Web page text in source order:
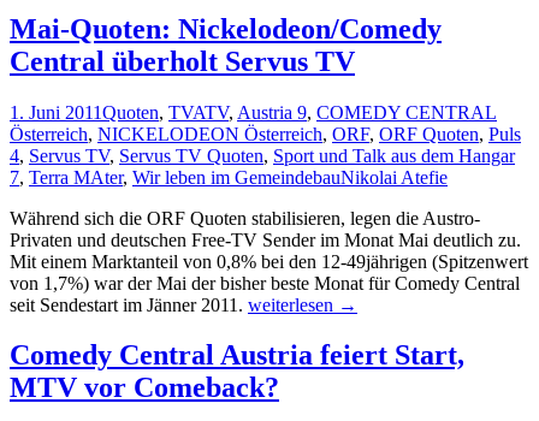
Mai-Quoten: Nickelodeon/Comedy
Central überholt Servus TV
1. Juni 2011Quoten, TVATV, Austria 9, COMEDY CENTRAL
Österreich, NICKELODEON Österreich, ORF, ORF Quoten, Puls
4, Servus TV, Servus TV Quoten, Sport und Talk aus dem Hangar
7, Terra MAter, Wir leben im GemeindebauNikolai Atefie
Während sich die ORF Quoten stabilisieren, legen die Austro-
Privaten und deutschen Free-TV Sender im Monat Mai deutlich zu.
Mit einem Marktanteil von 0,8% bei den 12-49jährigen (Spitzenwert
von 1,7%) war der Mai der bisher beste Monat für Comedy Central
seit Sendestart im Jänner 2011. Mai-
Nickelodeon/Comedy
Central
überholt
weiterlesen →
Comedy Central Austria feiert Start,
MTV vor Comeback?